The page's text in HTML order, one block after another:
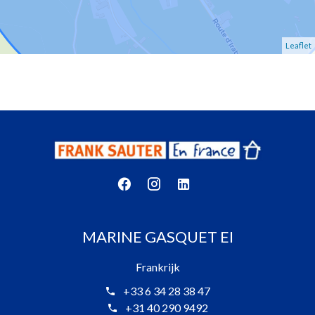
Leaflet
MARINE GASQUET EI
Frankrijk
+33 6 34 28 38 47
+31 40 290 9492